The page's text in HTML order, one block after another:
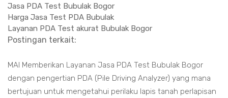
Jasa PDA Test Bubulak Bogor
Harga Jasa Test PDA Bubulak
Layanan PDA Test akurat Bubulak Bogor
Postingan terkait:
MAI Memberikan Layanan Jasa PDA Test Bubulak Bogor
dengan pengertian PDA (Pile Driving Analyzer) yang mana
bertujuan untuk mengetahui perilaku lapis tanah perlapisan